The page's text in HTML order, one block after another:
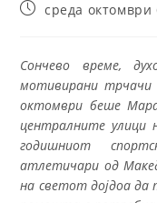
среда октомври
Сончево време,
мотивирани трчачи
октомври беше
централните улици
годишниот
атлетичари од
на светот дојдоа да